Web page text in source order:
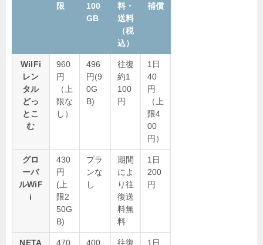
限
100
GB
料・
送料
（税
込）
補償
WiIFi
レン
タル
どっ
とこ
む
960
円
（上
限な
し）
496
円(9
0G
B)
往復
約1
100
円
1日
40
円
（上
限4
00
円）
グロ
ーバ
ルWiF
i
430
円
(上
限2
50G
B)
プラ
ンな
し
期間
によ
り往
復送
料無
料
1日
200
円
NETA
470
400
往復
1日